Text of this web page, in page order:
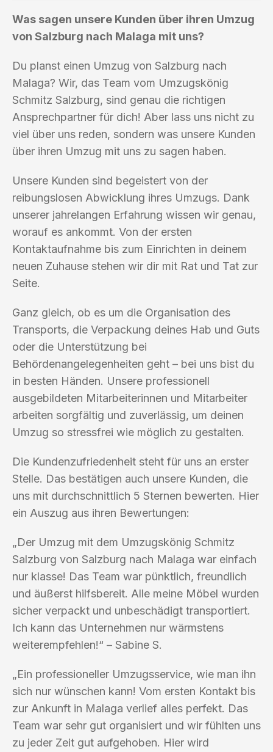
Was sagen unsere Kunden über ihren Umzug
von Salzburg nach Malaga mit uns?
Du planst einen Umzug von Salzburg nach
Malaga? Wir, das Team vom Umzugskönig
Schmitz Salzburg, sind genau die richtigen
Ansprechpartner für dich! Aber lass uns nicht zu
viel über uns reden, sondern was unsere Kunden
über ihren Umzug mit uns zu sagen haben.
Unsere Kunden sind begeistert von der
reibungslosen Abwicklung ihres Umzugs. Dank
unserer jahrelangen Erfahrung wissen wir genau,
worauf es ankommt. Von der ersten
Kontaktaufnahme bis zum Einrichten in deinem
neuen Zuhause stehen wir dir mit Rat und Tat zur
Seite.
Ganz gleich, ob es um die Organisation des
Transports, die Verpackung deines Hab und Guts
oder die Unterstützung bei
Behördenangelegenheiten geht – bei uns bist du
in besten Händen. Unsere professionell
ausgebildeten Mitarbeiterinnen und Mitarbeiter
arbeiten sorgfältig und zuverlässig, um deinen
Umzug so stressfrei wie möglich zu gestalten.
Die Kundenzufriedenheit steht für uns an erster
Stelle. Das bestätigen auch unsere Kunden, die
uns mit durchschnittlich 5 Sternen bewerten. Hier
ein Auszug aus ihren Bewertungen:
„Der Umzug mit dem Umzugskönig Schmitz
Salzburg von Salzburg nach Malaga war einfach
nur klasse! Das Team war pünktlich, freundlich
und äußerst hilfsbereit. Alle meine Möbel wurden
sicher verpackt und unbeschädigt transportiert.
Ich kann das Unternehmen nur wärmstens
weiterempfehlen!“ – Sabine S.
„Ein professioneller Umzugsservice, wie man ihn
sich nur wünschen kann! Vom ersten Kontakt bis
zur Ankunft in Malaga verlief alles perfekt. Das
Team war sehr gut organisiert und wir fühlten uns
zu jeder Zeit gut aufgehoben. Hier wird